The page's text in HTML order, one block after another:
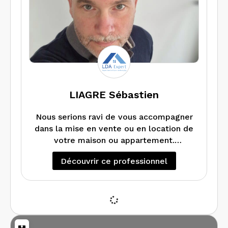
LIAGRE Sébastien
Nous serions ravi de vous accompagner
dans la mise en vente ou en location de
votre maison ou appartement.
Chez LDA expert se ne sont pas que
des diagnostics mais aussi et surtout
des explications précisent sur les
Découvrir ce professionnel